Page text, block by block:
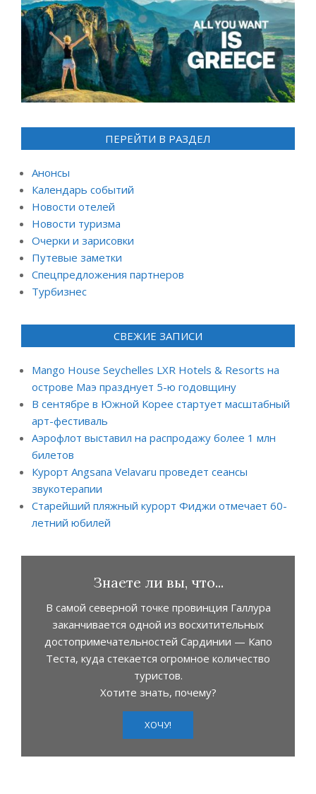
ПЕРЕЙТИ В РАЗДЕЛ
Анонсы
Календарь событий
Новости отелей
Новости туризма
Очерки и зарисовки
Путевые заметки
Спецпредложения партнеров
Турбизнес
СВЕЖИЕ ЗАПИСИ
Mango House Seychelles LXR Hotels & Resorts на
острове Маэ празднует 5-ю годовщину
В сентябре в Южной Корее стартует масштабный
арт-фестиваль
Аэрофлот выставил на распродажу более 1 млн
билетов
Курорт Angsana Velavaru проведет сеансы
звукотерапии
Старейший пляжный курорт Фиджи отмечает 60-
летний юбилей
Знаете ли вы, что...
В самой северной точке провинция Галлура
заканчивается одной из восхитительных
достопримечательностей Сардинии — Капо
Теста, куда стекается огромное количество
туристов.
Хотите знать, почему?
ХОЧУ!